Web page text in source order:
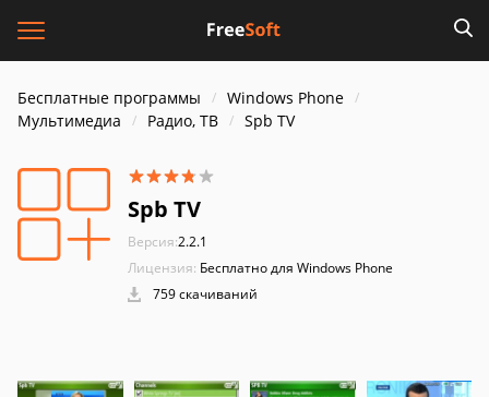
Бесплатные программы
Windows Phone
Мультимедиа
Радио, ТВ Spb TV
Spb TV
Версия:2.2.1
Лицензия: Бесплатно для Windows Phone
759 скачиваний